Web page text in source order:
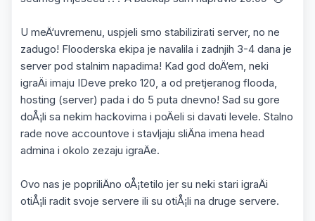
U meÄ‘uvremenu, uspjeli smo stabilizirati server, no ne
zadugo! Flooderska ekipa je navalila i zadnjih 3-4 dana je
server pod stalnim napadima! Kad god doÄ‘em, neki
igraÄi imaju IDeve preko 120, a od pretjeranog flooda,
hosting (server) pada i do 5 puta dnevno! Sad su gore
doÅ¡li sa nekim hackovima i poÄeli si davati levele. Stalno
rade nove accountove i stavljaju sliÄna imena head
admina i okolo zezaju igraÄe.
Ovo nas je popriliÄno oÅ¡tetilo jer su neki stari igraÄi
otiÅ¡li radit svoje servere ili su otiÅ¡li na druge servere.